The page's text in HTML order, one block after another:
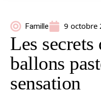
Famille 9 octobre
Les secrets
ballons
sensation